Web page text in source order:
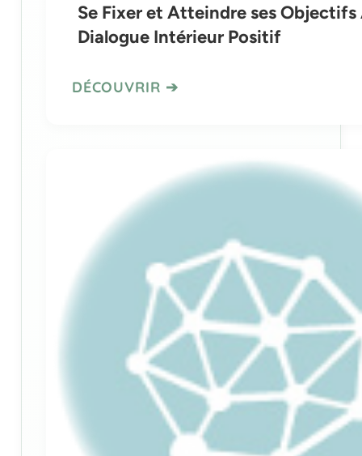
Se Fixer et Atteindre ses Objectifs
Dialogue Intérieur Positif